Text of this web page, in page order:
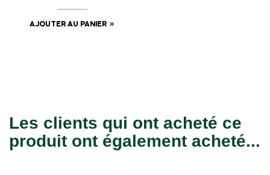
AJOUTER AU PANIER
Les clients qui ont acheté ce
produit ont également acheté...